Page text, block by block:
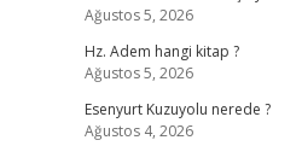
Ağustos 5, 2026
Hz. Adem hangi kitap ?
Ağustos 5, 2026
Esenyurt Kuzuyolu nerede ?
Ağustos 4, 2026